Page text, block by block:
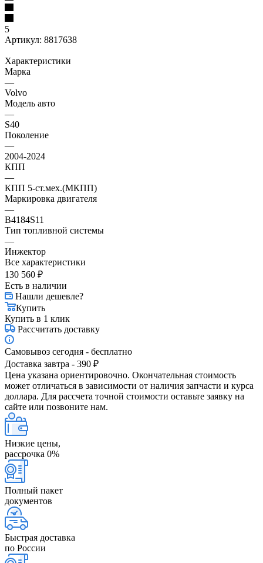
5
Артикул: 8817638
Характеристики
Марка
—
Volvo
Модель авто
—
S40
Поколение
—
2004-2024
КПП
—
КПП 5-ст.мех.(МКПП)
Маркировка двигателя
—
B4184S11
Тип топливной системы
—
Инжектор
Все характеристики
130 560 ₽
Есть в наличии
Нашли дешевле?
Купить
Купить в 1 клик
Рассчитать доставку
Самовывоз сегодня - бесплатно
Доставка завтра - 390 ₽
Цена указана ориентировочно. Окончательная стоимость
может отличаться в зависимости от наличия запчасти и курса
доллара. Для рассчета точной стоимости оставьте заявку на
сайте или позвоните нам.
Низкие цены,
рассрочка 0%
Полный пакет
документов
Быстрая доставка
по России